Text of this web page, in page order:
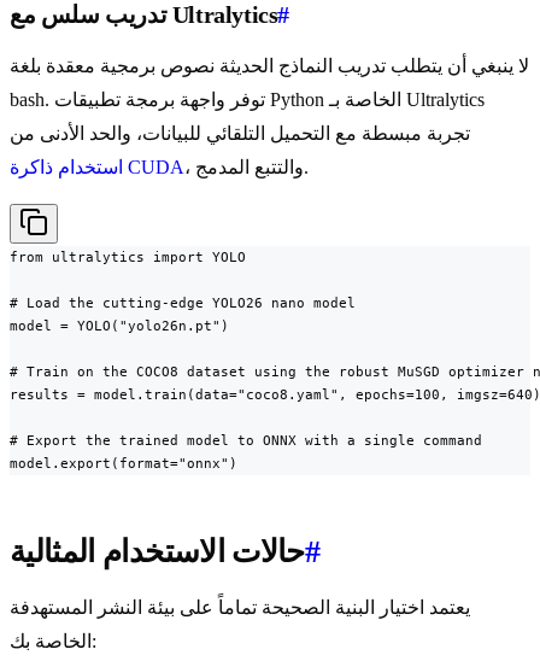
تدريب سلس مع Ultralytics#
لا ينبغي أن يتطلب تدريب النماذج الحديثة نصوص برمجية معقدة بلغة
bash. توفر واجهة برمجة تطبيقات Python الخاصة بـ Ultralytics
تجربة مبسطة مع التحميل التلقائي للبيانات، والحد الأدنى من
استخدام ذاكرة CUDA
، والتتبع المدمج.
from ultralytics import YOLO
# Load the cutting-edge YOLO26 nano model
model = YOLO("yolo26n.pt")
# Train on the COCO8 dataset using the robust MuSGD optimizer
results = model.train(data="coco8.yaml", epochs=100, imgsz=640)
# Export the trained model to ONNX with a single command
model.export(format="onnx")
حالات الاستخدام المثالية#
يعتمد اختيار البنية الصحيحة تماماً على بيئة النشر المستهدفة
الخاصة بك: